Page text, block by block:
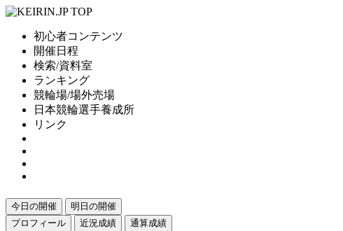
初心者コンテンツ
開催日程
検索/資料室
ランキング
競輪場/場外売場
日本競輪選手養成所
リンク
今日の開催
明日の開催
プロフィール
近況成績
通算成績